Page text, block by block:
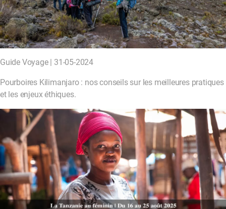
Guide Voyage | 31-05-2024
Pourboires Kilimanjaro : nos conseils sur les meilleures pratiques
et les enjeux éthiques.